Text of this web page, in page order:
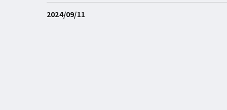
2024/09/11